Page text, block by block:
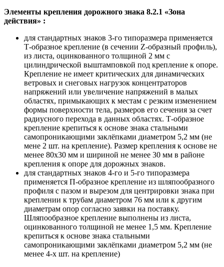
Элементы крепления дорожного знака 8.2.1 «Зона
действия» :
для стандартных знаков 3-го типоразмера применяется
Т-образное крепление (в сечении Z-образный профиль),
из листа, оцинкованного толщиной 2 мм с
цилиндрической выштамповкой под крепление к опоре.
Крепление не имеет критических для динамических
ветровых и снеговых нагрузок концентраторов
напряжений или увеличение напряжений в малых
областях, примыкающих к местам с резким изменением
формы поверхности тела, размеров его сечения за счет
радиусного перехода в данных областях. Т-образное
крепление крепиться к основе знака стальными
самопроникающими заклёпками диаметром 5,2 мм (не
мене 2 шт. на крепление). Размер крепления к основе не
менее 80х30 мм и шириной не менее 30 мм в районе
крепления к опоре для дорожных знаков.
для стандартных знаков 4-го и 5-го типоразмера
применяется П-образное крепление из шляпообразного
профиля с пазом и вырезом для центрировки знака при
креплении к трубам диаметром 76 мм или к другим
диаметрам опор согласно заявки на поставку.
Шляпообразное крепление выполнены из листа,
оцинкованного толщиной не менее 1,5 мм. Крепление
крепиться к основе знака стальными
самопроникающими заклёпками диаметром 5,2 мм (не
менее 4-х шт. на крепление)